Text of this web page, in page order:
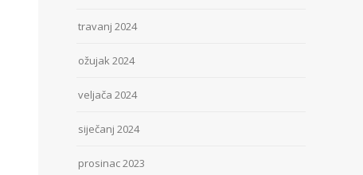
travanj 2024
ožujak 2024
veljača 2024
siječanj 2024
prosinac 2023